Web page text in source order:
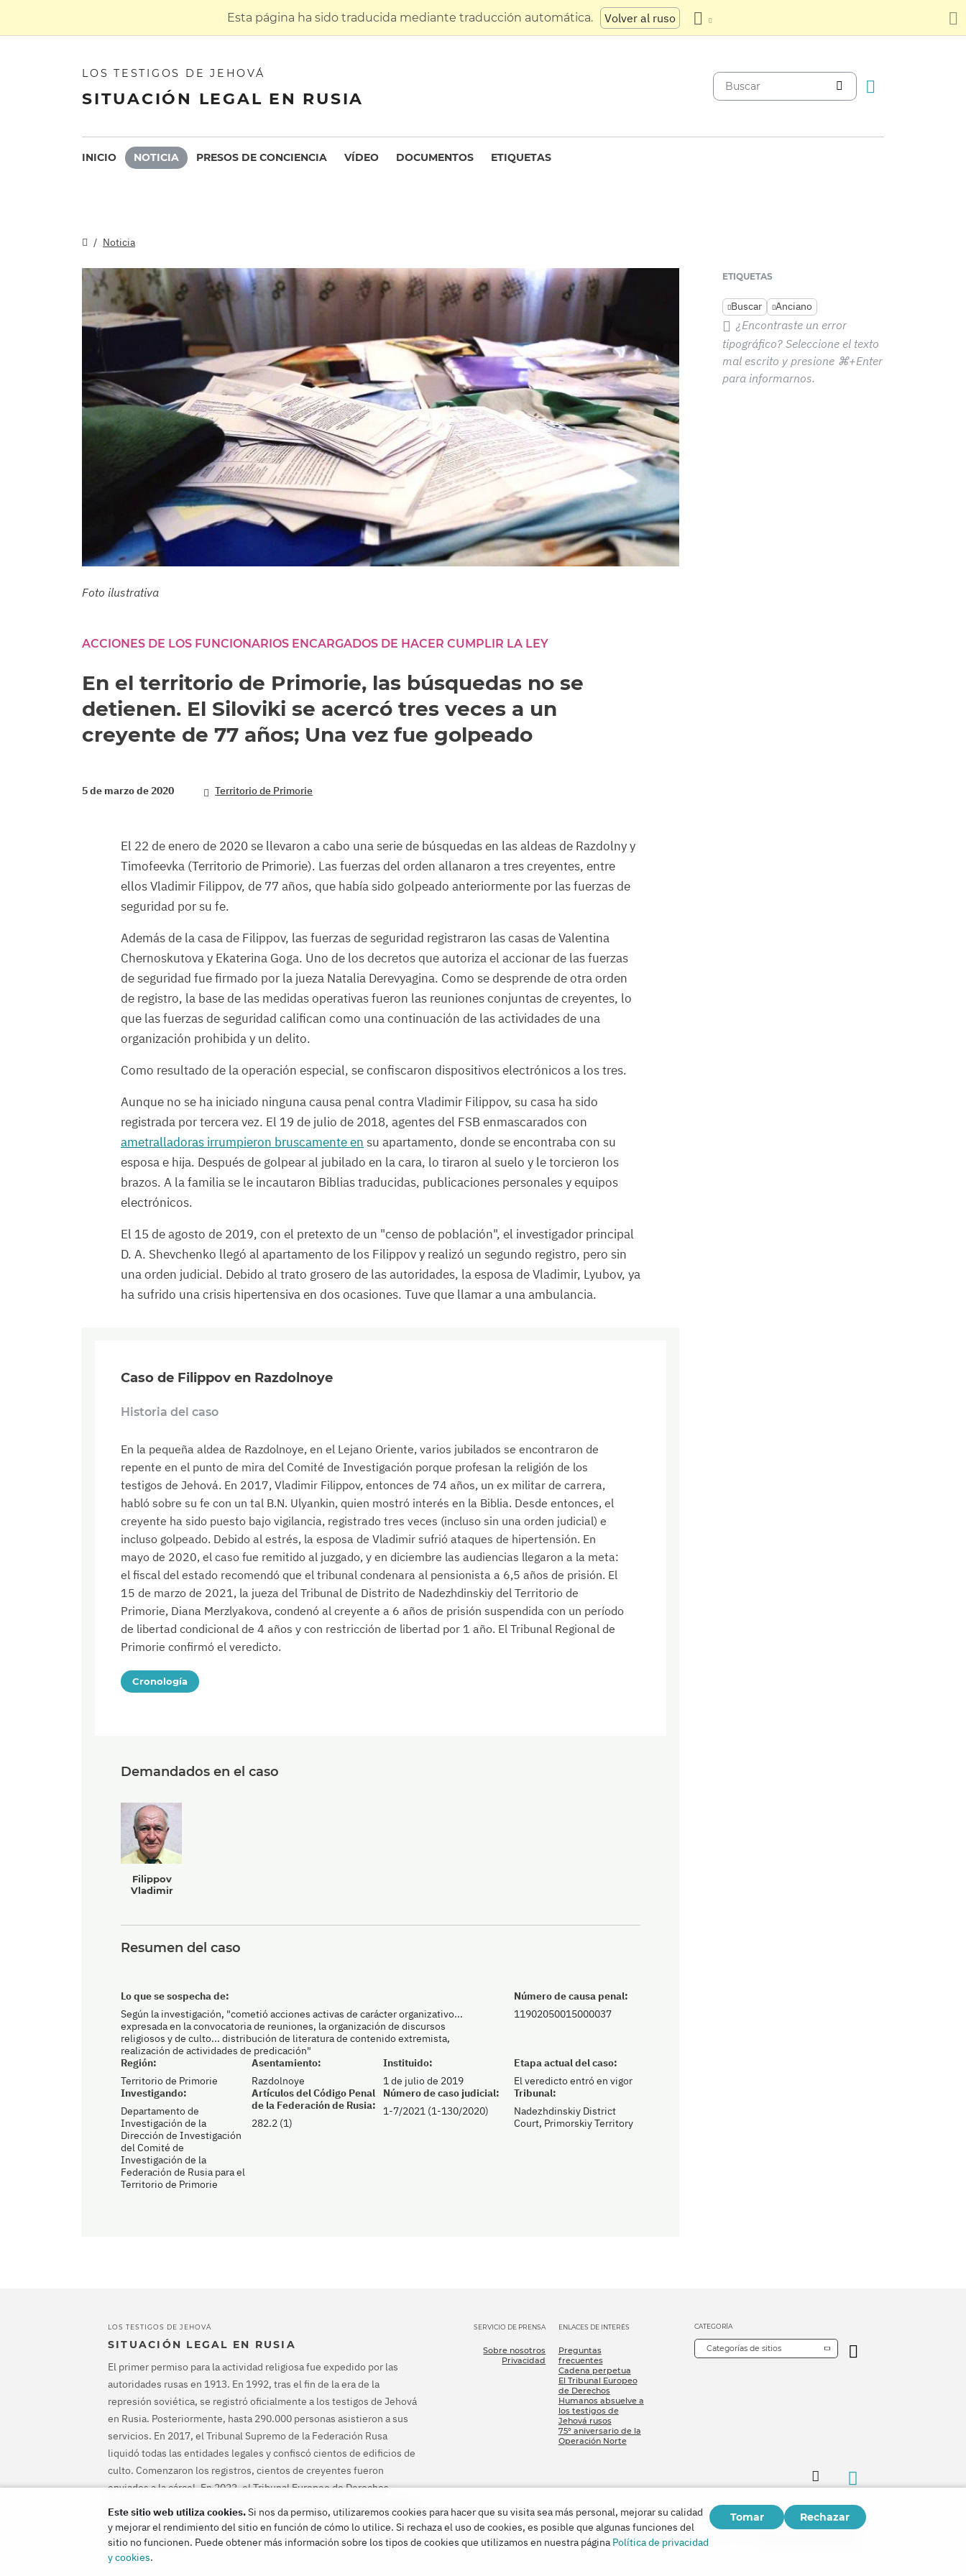
Esta página ha sido traducida mediante traducción automática. Volver al ruso
LOS TESTIGOS DE JEHOVÁ
SITUACIÓN LEGAL EN RUSIA
INICIO NOTICIA PRESOS DE CONCIENCIA VÍDEO DOCUMENTOS ETIQUETAS
Noticia
Foto ilustrativa
ACCIONES DE LOS FUNCIONARIOS ENCARGADOS DE HACER CUMPLIR LA LEY
En el territorio de Primorie, las búsquedas no se
detienen. El Siloviki se acercó tres veces a un
creyente de 77 años; Una vez fue golpeado
5 de marzo de 2020 Territorio de Primorie
El 22 de enero de 2020 se llevaron a cabo una serie de búsquedas en las aldeas de Razdolny y
Timofeevka (Territorio de Primorie). Las fuerzas del orden allanaron a tres creyentes, entre
ellos Vladimir Filippov, de 77 años, que había sido golpeado anteriormente por las fuerzas de
seguridad por su fe.
Además de la casa de Filippov, las fuerzas de seguridad registraron las casas de Valentina
Chernoskutova y Ekaterina Goga. Uno de los decretos que autoriza el accionar de las fuerzas
de seguridad fue firmado por la jueza Natalia Derevyagina. Como se desprende de otra orden
de registro, la base de las medidas operativas fueron las reuniones conjuntas de creyentes, lo
que las fuerzas de seguridad califican como una continuación de las actividades de una
organización prohibida y un delito.
Como resultado de la operación especial, se confiscaron dispositivos electrónicos a los tres.
Aunque no se ha iniciado ninguna causa penal contra Vladimir Filippov, su casa ha sido
registrada por tercera vez. El 19 de julio de 2018, agentes del FSB enmascarados con
ametralladoras irrumpieron bruscamente en su apartamento, donde se encontraba con su
esposa e hija. Después de golpear al jubilado en la cara, lo tiraron al suelo y le torcieron los
brazos. A la familia se le incautaron Biblias traducidas, publicaciones personales y equipos
electrónicos.
El 15 de agosto de 2019, con el pretexto de un "censo de población", el investigador principal
D. A. Shevchenko llegó al apartamento de los Filippov y realizó un segundo registro, pero sin
una orden judicial. Debido al trato grosero de las autoridades, la esposa de Vladimir, Lyubov, ya
ha sufrido una crisis hipertensiva en dos ocasiones. Tuve que llamar a una ambulancia.
ETIQUETAS
Buscar Anciano
¿Encontraste un error
tipográfico? Seleccione el texto
mal escrito y presione ⌘+Enter
para informarnos.
Caso de Filippov en Razdolnoye
Historia del caso
En la pequeña aldea de Razdolnoye, en el Lejano Oriente, varios jubilados se encontraron de
repente en el punto de mira del Comité de Investigación porque profesan la religión de los
testigos de Jehová. En 2017, Vladimir Filippov, entonces de 74 años, un ex militar de carrera,
habló sobre su fe con un tal B.N. Ulyankin, quien mostró interés en la Biblia. Desde entonces, el
creyente ha sido puesto bajo vigilancia, registrado tres veces (incluso sin una orden judicial) e
incluso golpeado. Debido al estrés, la esposa de Vladimir sufrió ataques de hipertensión. En
mayo de 2020, el caso fue remitido al juzgado, y en diciembre las audiencias llegaron a la meta:
el fiscal del estado recomendó que el tribunal condenara al pensionista a 6,5 años de prisión. El
15 de marzo de 2021, la jueza del Tribunal de Distrito de Nadezhdinskiy del Territorio de
Primorie, Diana Merzlyakova, condenó al creyente a 6 años de prisión suspendida con un período
de libertad condicional de 4 años y con restricción de libertad por 1 año. El Tribunal Regional de
Primorie confirmó el veredicto.
Cronología
Demandados en el caso
Filippov
Vladimir
Resumen del caso
Región:
Territorio de Primorie
Asentamiento:
Razdolnoye
Lo que se sospecha de:
Según la investigación, "cometió acciones activas de carácter organizativo...
expresada en la convocatoria de reuniones, la organización de discursos
religiosos y de culto... distribución de literatura de contenido extremista,
realización de actividades de predicación"
Número de causa penal:
11902050015000037
Instituido:
1 de julio de 2019
Etapa actual del caso:
El veredicto entró en vigor
Investigando:
Departamento de
Investigación de la
Dirección de Investigación
del Comité de
Investigación de la
Federación de Rusia para el
Territorio de Primorie
Artículos del Código Penal
de la Federación de Rusia:
282.2 (1)
Número de caso judicial:
1-7/2021 (1-130/2020)
Tribunal:
Nadezhdinskiy District
Court, Primorskiy Territory
LOS TESTIGOS DE JEHOVÁ
SITUACIÓN LEGAL EN RUSIA
El primer permiso para la actividad religiosa fue expedido por las
autoridades rusas en 1913. En 1992, tras el fin de la era de la
represión soviética, se registró oficialmente a los testigos de Jehová
en Rusia. Posteriormente, hasta 290.000 personas asistieron a sus
servicios. En 2017, el Tribunal Supremo de la Federación Rusa
liquidó todas las entidades legales y confiscó cientos de edificios de
culto. Comenzaron los registros, cientos de creyentes fueron
enviados a la cárcel. En 2022, el Tribunal Europeo de Derechos
fin a su persecución penal y les indemnizara por todo el daño que les
habían causado.
SERVICIO DE PRENSA
Sobre nosotros
Privacidad
ENLACES DE INTERÉS
Preguntas
frecuentes
Cadena perpetua
El Tribunal Europeo
de Derechos
Humanos absuelve a
los testigos de
Jehová rusos
75º aniversario de la
Operación Norte
CATEGORÍA
Categorías de sitios
Este sitio web utiliza cookies.Si nos da permiso, utilizaremos cookies para hacer que su visita sea más personal, mejorar su calidad
y mejorar el rendimiento del sitio en función de cómo lo utilice. Si rechaza el uso de cookies, es posible que algunas funciones del
sitio no funcionen. Puede obtener más información sobre los tipos de cookies que utilizamos en nuestra página Política de privacidad
y cookies.
Tomar Rechazar